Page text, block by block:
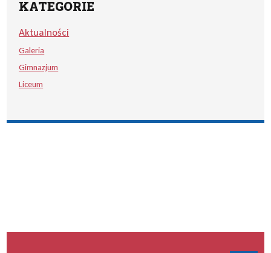
KATEGORIE
Aktualności
Galeria
Gimnazjum
Liceum